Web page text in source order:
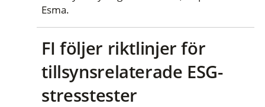
Esma.
FI följer riktlinjer för
tillsynsrelaterade ESG-
stresstester